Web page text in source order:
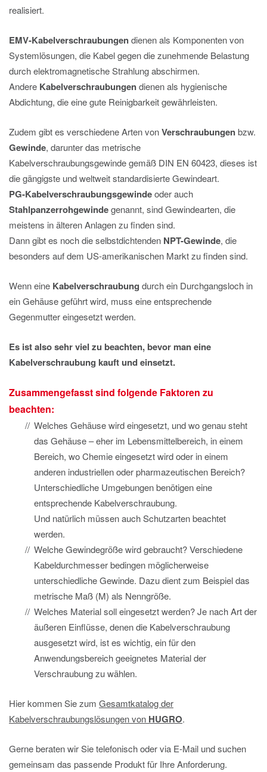
realisiert.
EMV-Kabelverschraubungendienen als Komponenten von
Systemlösungen, die Kabel gegen die zunehmende Belastung
durch elektromagnetische Strahlung abschirmen.
Andere Kabelverschraubungendienen als hygienische
Abdichtung, die eine gute Reinigbarkeit gewährleisten.
Zudem gibt es verschiedene Arten vonVerschraubungenbzw.
Gewinde, darunter das metrische
Kabelverschraubungsgewinde gemäß DIN EN 60423, dieses ist
die gängigste und weltweit standardisierte Gewindeart.
PG-Kabelverschraubungsgewindeoder auch
Stahlpanzerrohgewindegenannt, sind Gewindearten, die
meistens in älteren Anlagen zu finden sind.
Dann gibt es noch die selbstdichtenden NPT-Gewinde, die
besonders auf dem US-amerikanischen Markt zu finden sind.
Wenn eine Kabelverschraubung durch ein Durchgangsloch in
ein Gehäuse geführt wird, muss eine entsprechende
Gegenmutter eingesetzt werden.
Es ist also sehr viel zu beachten, bevor man eine
Kabelverschraubung kauft und einsetzt.
Zusammengefasst sind folgende Faktoren zu
beachten:
Welches Gehäuse wird eingesetzt, und wo genau steht
das Gehäuse – eher im Lebensmittelbereich, in einem
Bereich, wo Chemie eingesetzt wird oder in einem
anderen industriellen oder pharmazeutischen Bereich?
Unterschiedliche Umgebungen benötigen eine
entsprechende Kabelverschraubung.
Und natürlich müssen auch Schutzarten beachtet
werden.
Welche Gewindegröße wird gebraucht? Verschiedene
Kabeldurchmesser bedingen möglicherweise
unterschiedliche Gewinde. Dazu dient zum Beispiel das
metrische Maß (M) als Nenngröße.
Welches Material soll eingesetzt werden? Je nach Art der
äußeren Einflüsse, denen die Kabelverschraubung
ausgesetzt wird, ist es wichtig, ein für den
Anwendungsbereich geeignetes Material der
Verschraubung zu wählen.
Hier kommen Sie zum Gesamtkatalog der
Kabelverschraubungslösungen von HUGRO.
Gerne beraten wir Sie telefonisch oder via E-Mail und suchen
gemeinsam das passende Produkt für Ihre Anforderung.